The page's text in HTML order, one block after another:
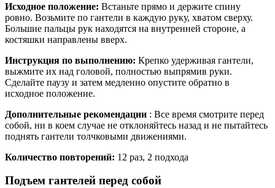
Исходное положение: Встаньте прямо и держите спину
ровно. Возьмите по гантели в каждую руку, хватом сверху.
Большие пальцы рук находятся на внутренней стороне, а
костяшки направлены вверх.
Инструкция по выполнению: Крепко удерживая гантели,
выжмите их над головой, полностью выпрямив руки.
Сделайте паузу и затем медленно опустите обратно в
исходное положение.
Дополнительные рекомендации : Все время смотрите перед
собой, ни в коем случае не отклоняйтесь назад и не пытайтесь
поднять гантели толчковыми движениями.
Количество повторений: 12 раз, 2 подхода
Подъем гантелей перед собой